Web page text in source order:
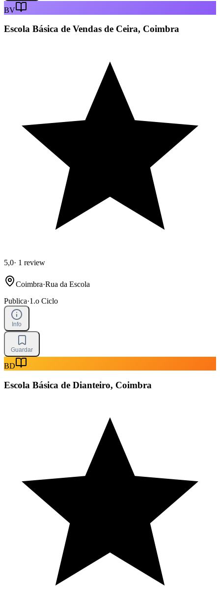
BV
Escola Básica de Vendas de Ceira, Coimbra
5,0· 1 review
Coimbra·Rua da Escola
Publica·1.o Ciclo
Info
Guardar
BD
Escola Básica de Dianteiro, Coimbra